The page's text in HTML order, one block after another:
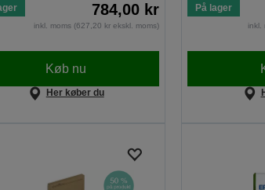
784,00 kr
inkl. moms (627,20 kr ekskl. moms)
Køb nu
Her køber du
På lager
inkl.